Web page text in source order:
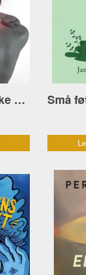
Nakken: Det svake punkt